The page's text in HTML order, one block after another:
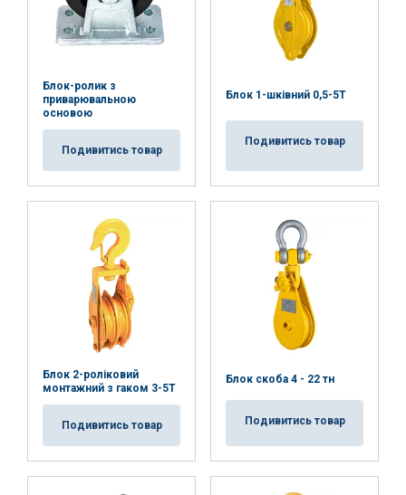
Блок-ролик з
приварювальною
основою
Подивитись товар
Блок 1-шківний 0,5-5T
Подивитись товар
Блок 2-роліковий
монтажний з гаком 3-5T
Подивитись товар
Блок скоба 4 - 22 тн
Подивитись товар
AKCEPTUJ WSZYSTKIE
POKAŻ SZCZEGÓŁY